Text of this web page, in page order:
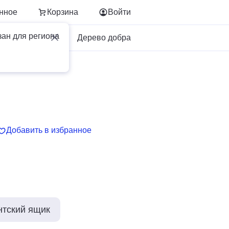
Корзина
для региона
Войти
Для бизнеса Дерево добра
Добавить в избранное
ящик